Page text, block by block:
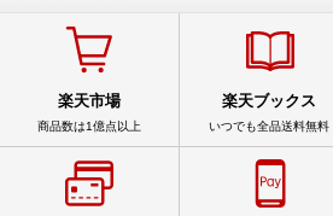
楽天市場
商品数は1億点以上
楽天ブックス
いつでも全品送料無料